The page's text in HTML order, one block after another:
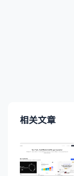
相关文章